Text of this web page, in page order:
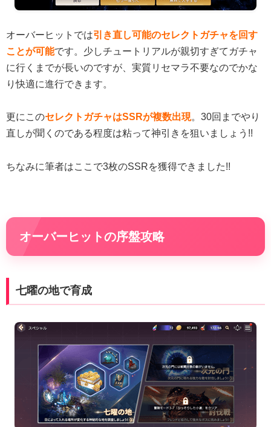
オーバーヒットでは引き直し可能のセレクトガチャを回す
ことが可能です。少しチュートリアルが親切すぎてガチャ
に行くまでが長いのですが、実質リセマラ不要なのでかな
り快適に進行できます。
更にこのセレクトガチャはSSRが複数出現。30回までやり
直しが聞くのである程度は粘って神引きを狙いましょう!!
ちなみに筆者はここで3枚のSSRを獲得できました!!
オーバーヒットの序盤攻略
七曜の地で育成